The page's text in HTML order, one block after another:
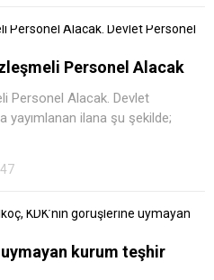
Personel Alacak
Personel Alacak. Devlet
yayımlanan ilana şu şekilde;
kurum teşhir